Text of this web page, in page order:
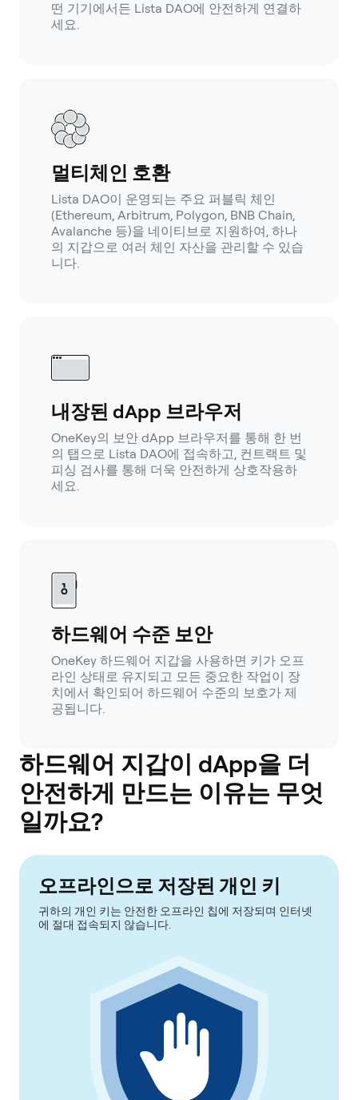
떤 기기에서든 Lista DAO에 안전하게 연결하
세요.
멀티체인 호환
Lista DAO이 운영되는 주요 퍼블릭 체인
(Ethereum, Arbitrum, Polygon, BNB Chain,
Avalanche 등)을 네이티브로 지원하여, 하나
의 지갑으로 여러 체인 자산을 관리할 수 있습
니다.
내장된 dApp 브라우저
OneKey의 보안 dApp 브라우저를 통해 한 번
의 탭으로 Lista DAO에 접속하고, 컨트랙트 및
피싱 검사를 통해 더욱 안전하게 상호작용하
세요.
하드웨어 수준 보안
OneKey 하드웨어 지갑을 사용하면 키가 오프
라인 상태로 유지되고 모든 중요한 작업이 장
치에서 확인되어 하드웨어 수준의 보호가 제
공됩니다.
하드웨어 지갑이 dApp을 더
안전하게 만드는 이유는 무엇
일까요?
오프라인으로 저장된 개인 키
귀하의 개인 키는 안전한 오프라인 칩에 저장되며 인터넷
에 절대 접속되지 않습니다.